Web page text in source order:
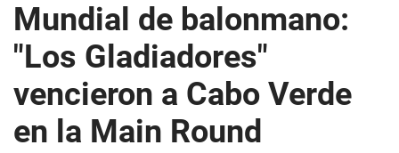
Mundial de balonmano:
"Los Gladiadores"
vencieron a Cabo Verde
en la Main Round